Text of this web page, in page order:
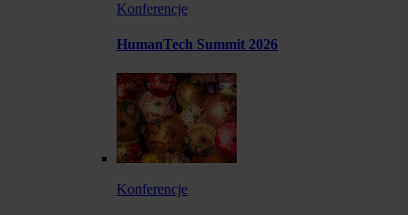
Konferencje
HumanTech Summit 2026
Konferencje